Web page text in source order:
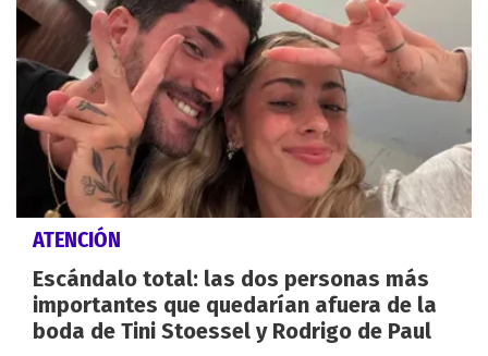
ATENCIÓN
Escándalo total: las dos personas más
importantes que quedarían afuera de la
boda de Tini Stoessel y Rodrigo de Paul